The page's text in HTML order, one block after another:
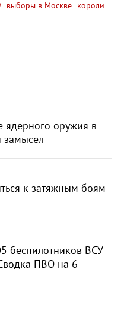
выборы в Москве короли
ядерного оружия в
замысел
к затяжным боям
беспилотников ВСУ
ПВО на 6